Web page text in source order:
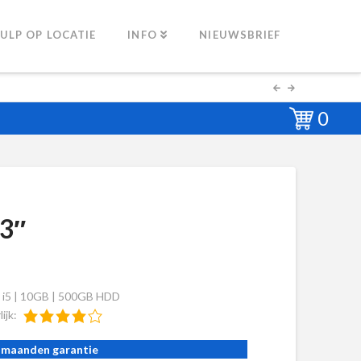
OP LOCATIE INFO NIEUWSBRIEF
0
i5 | 10GB | 500GB HDD
maanden garantie